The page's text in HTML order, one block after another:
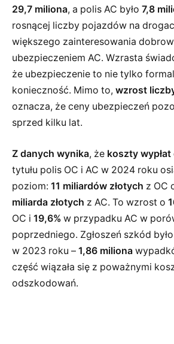
29,7 miliona, a polis AC było 7,8
rosnącej liczby pojazdów na
większego zainteresowania
ubezpieczeniem AC. Wzrasta
że ubezpieczenie to nie tylko
konieczność. Mimo to, wzrost
oznacza, że ceny ubezpieczeń
sprzed kilku lat.
Z danych wynika, że koszty
tytułu polis OC i AC w 2024 roku
poziom: 11 miliardów złotych z OC
miliarda złotych z AC. To wzrost o
OC i 19,6% w przypadku AC w
poprzedniego. Zgłoszeń szkód
w 2023 roku – 1,86 miliona
część wiązała się z poważnymi
odszkodowań.